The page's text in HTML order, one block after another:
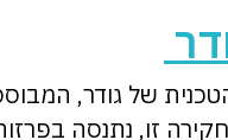
של גודר,
זו, נתנסה